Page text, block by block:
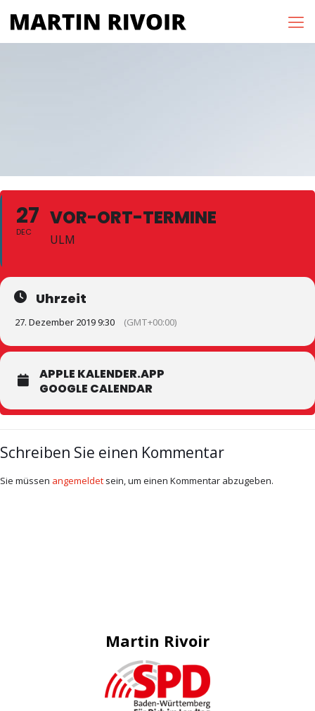
27
DEC
VOR-ORT-TERMINE
ULM
Uhrzeit
27. Dezember 2019 9:30 (GMT+00:00)
APPLE KALENDER.APP
GOOGLE CALENDAR
Schreiben Sie einen Kommentar
Sie müssen angemeldet sein, um einen Kommentar abzugeben.
Martin Rivoir